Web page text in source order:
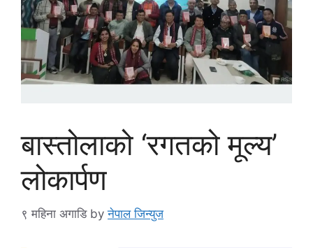
बास्तोलाको ‘रगतको मूल्य’
लोकार्पण
९ महिना अगाडि byनेपाल जिन्युज